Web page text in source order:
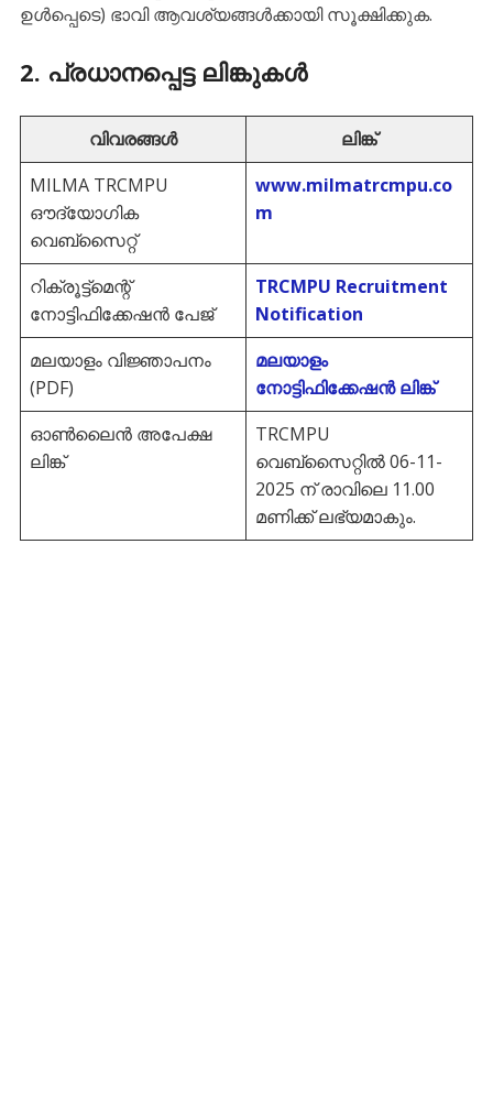
ഉൾപ്പെടെ) ഭാവി ആവശ്യങ്ങൾക്കായി സൂക്ഷിക്കുക.
​2. പ്രധാനപ്പെട്ട ലിങ്കുകൾ
വിവരങ്ങൾ
ലിങ്ക്
MILMA TRCMPU
ഔദ്യോഗിക
വെബ്സൈറ്റ്
www.milmatrcmpu.co
m
റിക്രൂട്ട്മെന്റ്
നോട്ടിഫിക്കേഷൻ പേജ്
TRCMPU Recruitment
Notification
മലയാളം വിജ്ഞാപനം
(PDF)
മലയാളം
നോട്ടിഫിക്കേഷൻ ലിങ്ക്
ഓൺലൈൻ അപേക്ഷ
ലിങ്ക്
TRCMPU
വെബ്സൈറ്റിൽ 06-11-
2025 ന് രാവിലെ 11.00
മണിക്ക് ലഭ്യമാകും.